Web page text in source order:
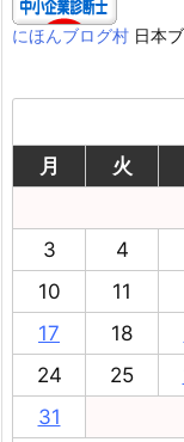
にほんブログ村 日本
月
火
3
4
10
11
17
18
24
25
31